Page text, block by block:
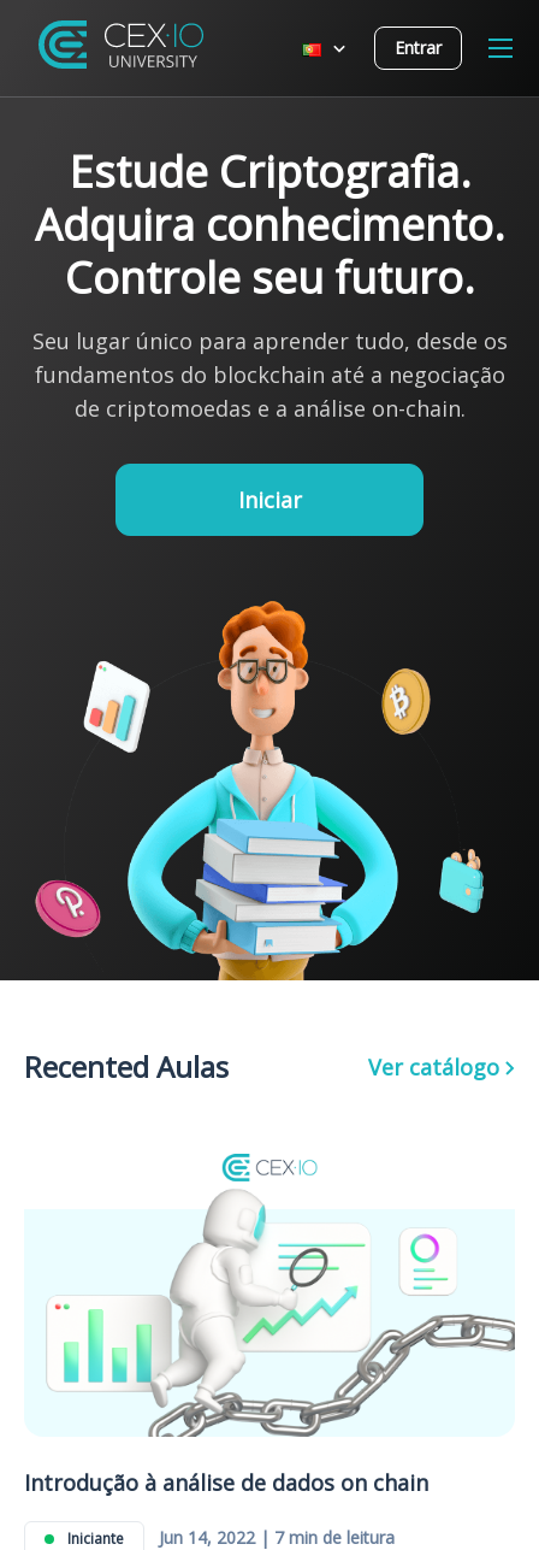
Entrar
Estude Criptografia.
Adquira conhecimento.
Controle seu futuro.
Seu lugar único para aprender tudo, desde os
fundamentos do blockchain até a negociação
de criptomoedas e a análise on-chain.
Iniciar
Recented Aulas Ver catálogo
Introdução à análise de dados on chain
Iniciante Jun 14, 2022 | 7 min de leitura